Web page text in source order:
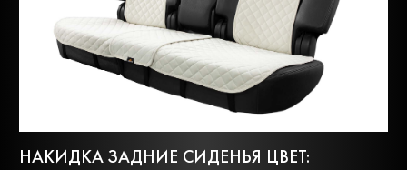
НАКИДКА ЗАДНИЕ СИДЕНЬЯ ЦВЕТ: